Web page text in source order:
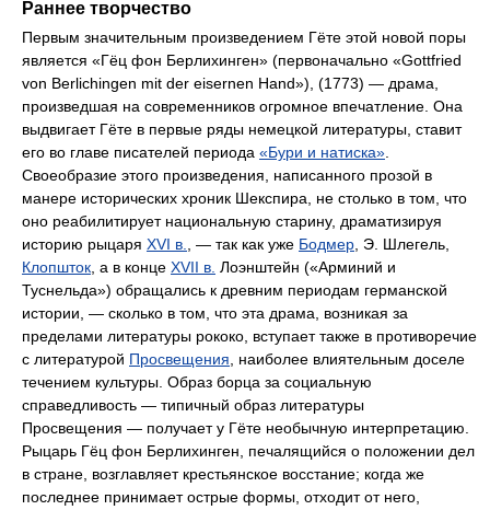
Раннее творчество
Первым значительным произведением Гёте этой новой поры
является «Гёц фон Берлихинген» (первоначально «Gottfried
von Berlichingen mit der eisernen Hand»), (1773) — драма,
произведшая на современников огромное впечатление. Она
выдвигает Гёте в первые ряды немецкой литературы, ставит
его во главе писателей периода «Бури и натиска».
Своеобразие этого произведения, написанного прозой в
манере исторических хроник Шекспира, не столько в том, что
оно реабилитирует национальную старину, драматизируя
историю рыцаря XVI в., — так как уже Бодмер, Э. Шлегель,
Клопшток, а в конце XVII в. Лоэнштейн («Арминий и
Туснельда») обращались к древним периодам германской
истории, — сколько в том, что эта драма, возникая за
пределами литературы рококо, вступает также в противоречие
с литературой Просвещения, наиболее влиятельным доселе
течением культуры. Образ борца за социальную
справедливость — типичный образ литературы
Просвещения — получает у Гёте необычную интерпретацию.
Рыцарь Гёц фон Берлихинген, печалящийся о положении дел
в стране, возглавляет крестьянское восстание; когда же
последнее принимает острые формы, отходит от него,